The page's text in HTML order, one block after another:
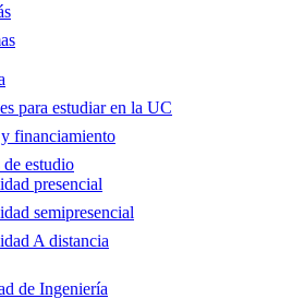
para estudiar en la UC
financiamiento
estudio
presencial
semipresencial
A distancia
de Ingeniería